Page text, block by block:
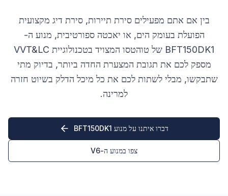
בין אם אתם מפעילים סירת תיירות, סירת דיג מקצועית
הפועלת בעומק הים, או יאכטה ספורטיבית, מנוע ה-
BFT150DK1 של טוהטסו המצויד בטכנולוגיית VVT&LC
מספק לכם את תגובת המצערת החדה ביותר, בדיוק מתי
שתבקשו, מבלי לשתות לכם את כל מיכל הדלק בשיוט חזרה
למרינה.
דברו איתנו על מנוע BFT150DK1
צפו במנוע ה-V6